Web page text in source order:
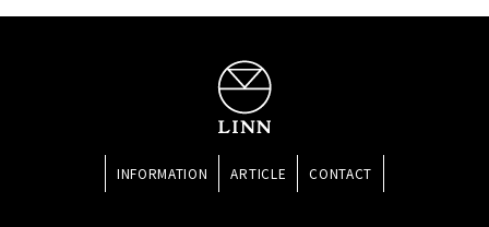
INFORMATION ARTICLE CONTACT